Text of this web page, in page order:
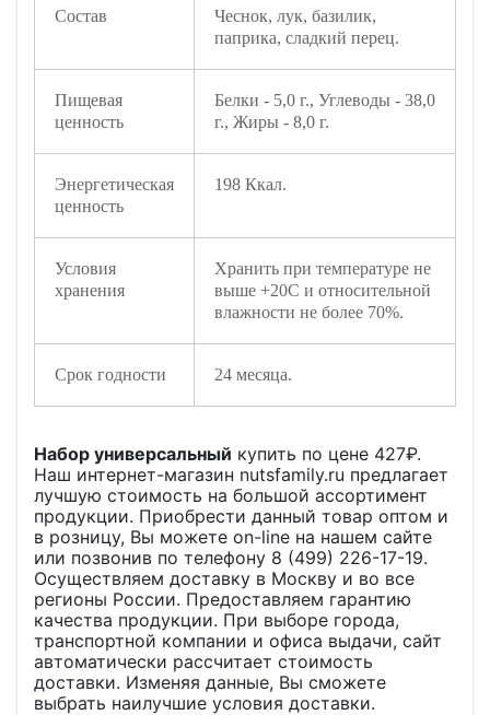
Состав
Чеснок, лук, базилик,
паприка, сладкий перец.
Пищевая
ценность
Белки - 5,0 г., Углеводы - 38,0
г., Жиры - 8,0 г.
Энергетическая
ценность
198 Ккал.
Условия
хранения
Хранить при температуре не
выше +20С и относительной
влажности не более 70%.
Срок годности 24 месяца.
Набор универсальный купить по цене 427₽.
Наш интернет-магазин nutsfamily.ru предлагает
лучшую стоимость на большой ассортимент
продукции. Приобрести данный товар оптом и
в розницу, Вы можете on-line на нашем сайте
или позвонив по телефону 8 (499) 226-17-19.
Осуществляем доставку в Москву и во все
регионы России. Предоставляем гарантию
качества продукции. При выборе города,
транспортной компании и офиса выдачи, сайт
автоматически рассчитает стоимость
доставки. Изменяя данные, Вы сможете
выбрать наилучшие условия доставки.